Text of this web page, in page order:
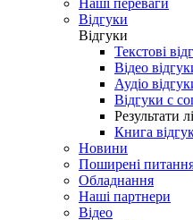
Наші переваги
Відгуки
Відгуки
Текстові
Відео
Аудіо
Відгуки с
Результати
Книга
Новини
Поширені
Обладнання
Наші партнери
Відео